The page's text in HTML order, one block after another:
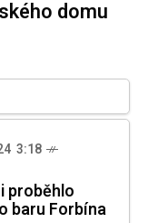
domu
3:18
proběhlo
baru Forbína